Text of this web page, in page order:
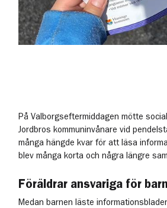
På Valborgseftermiddagen mötte
Jordbros kommuninvånare vid
många hängde kvar för att läsa
blev många korta och några längre
Föräldrar ansvariga för
Medan barnen läste